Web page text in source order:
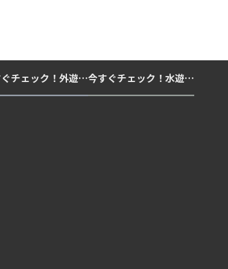
今すぐチェック！外遊びの紫外線対策・日差し快適化計画｜帽子・日傘・ウェア・日焼け止めを総まとめ☀️🏕️👓 今すぐチェック！水遊び・海水浴の快適化計画｜浮き輪・服装・日陰・安全対策を総まとめ🏖️🌊✨